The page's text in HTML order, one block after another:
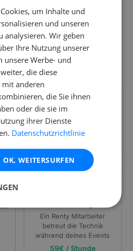
du benötigst. Von der
zur Komplettbetreuung deines
die Unterstützung, die zu dir
🚚
Lieferung
Persönliche Zustellung zu
deiner Veranstaltung
Ein Renty Mitarbeiter
betreut die Technik
während deines Events
59€ / Stunde
um Inhalte und
und unseren
analysieren. Wir geben
Ihre Nutzung unserer
unsere Werbe- und
die diese
anderen
die Sie ihnen
oder die sie im
ihrer Dienste
Datenschutzrichtlinie
OK, WEITERSURFEN